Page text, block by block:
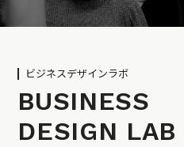
ビジネスデザインラボ
BUSINESS
DESIGN LAB